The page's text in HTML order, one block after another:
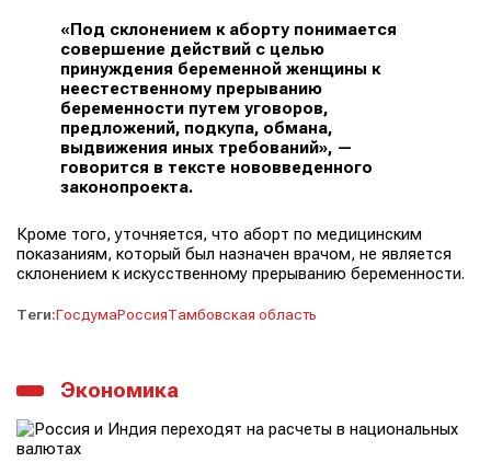
«Под склонением к аборту понимается
совершение действий с целью
принуждения беременной женщины к
неестественному прерыванию
беременности путем уговоров,
предложений, подкупа, обмана,
выдвижения иных требований», —
говорится в тексте нововведенного
законопроекта.
Кроме того, уточняется, что аборт по медицинским
показаниям, который был назначен врачом, не является
склонением к искусственному прерыванию беременности.
Теги:ГосдумаРоссияТамбовская область
Экономика